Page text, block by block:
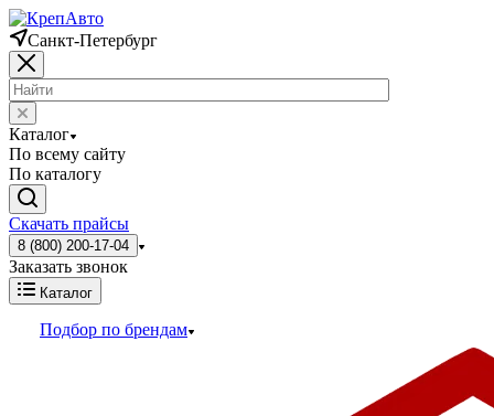
Санкт-Петербург
Каталог
По всему сайту
По каталогу
Скачать прайсы
8 (800) 200-17-04
Заказать звонок
Каталог
Подбор по брендам